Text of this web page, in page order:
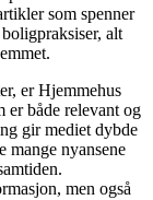
som spenner
alt
er Hjemmehus
både relevant og
gir mediet dybde
mange nyansene
men også